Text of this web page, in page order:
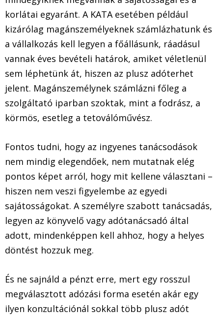
korlátai egyaránt. A KATA esetében például
kizárólag magánszemélyeknek számlázhatunk és
a vállalkozás kell legyen a főállásunk, ráadásul
vannak éves bevételi határok, amiket véletlenül
sem léphetünk át, hiszen az plusz adóterhet
jelent. Magánszemélynek számlázni főleg a
szolgáltató iparban szoktak, mint a fodrász, a
körmös, esetleg a tetoválóművész.
Fontos tudni, hogy az ingyenes tanácsodások
nem mindig elegendőek, nem mutatnak elég
pontos képet arról, hogy mit kellene választani –
hiszen nem veszi figyelembe az egyedi
sajátosságokat. A személyre szabott tanácsadás,
legyen az könyvelő vagy adótanácsadó által
adott, mindenképpen kell ahhoz, hogy a helyes
döntést hozzuk meg.
És ne sajnáld a pénzt erre, mert egy rosszul
megválasztott adózási forma esetén akár egy
ilyen konzultációnál sokkal több plusz adót